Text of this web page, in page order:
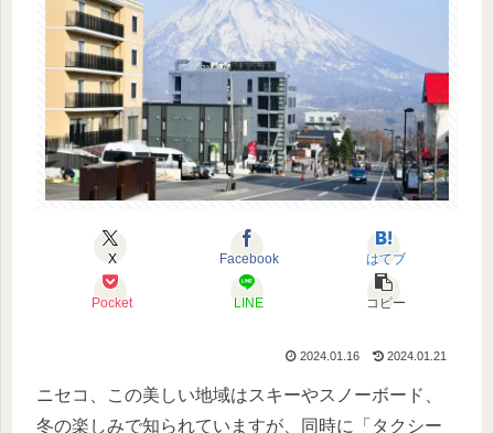
X Facebook はてブ
Pocket LINE コピー
2024.01.16 2024.01.21
ニセコ、この美しい地域はスキーやスノーボード、
冬の楽しみで知られていますが、同時に「タクシー